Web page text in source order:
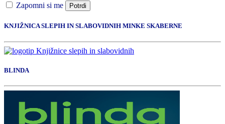
Zapomni si me Potrdi
KNJIŽNICA SLEPIH IN SLABOVIDNIH MINKE SKABERNE
BLINDA